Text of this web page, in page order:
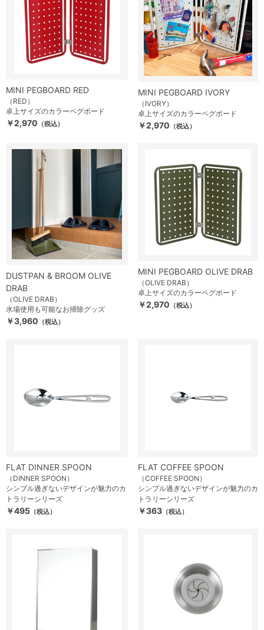
MINI PEGBOARD RED
（RED）
卓上サイズのカラーペグボード
￥2,970 （税込）
MINI PEGBOARD IVORY
（IVORY）
卓上サイズのカラーペグボード
￥2,970 （税込）
DUSTPAN & BROOM OLIVE
DRAB
（OLIVE DRAB）
水場使用も可能なお掃除グッズ
￥3,960 （税込）
MINI PEGBOARD OLIVE DRAB
（OLIVE DRAB）
卓上サイズのカラーペグボード
￥2,970 （税込）
FLAT DINNER SPOON
（DINNER SPOON）
シンプル過ぎないデザインが魅力のカ
トラリーシリーズ
￥495 （税込）
FLAT COFFEE SPOON
（COFFEE SPOON）
シンプル過ぎないデザインが魅力のカ
トラリーシリーズ
￥363 （税込）